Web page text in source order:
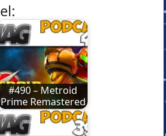
#490 – Metroid
Prime Remastered